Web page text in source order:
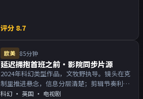
评分 8.7
欧美 85分钟
延迟拥抱首班之前·影院同步片源
2024年科幻类型作品，文牧野执导。镜头在克
制里推进悬念，信息分层清楚；剪辑节奏利
落，观感顺滑。主演以演技派为主，适合喜欢
科幻 · 英国 · 电视剧